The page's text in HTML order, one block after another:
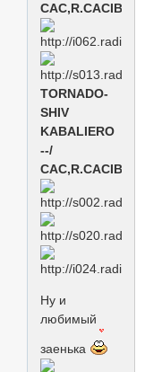
САС,R.CACIB/CAC
TORNADO-
SHIV
KABALIERO
--/
САС,R.CACIB/CAC
Ну и
любимый
заенька